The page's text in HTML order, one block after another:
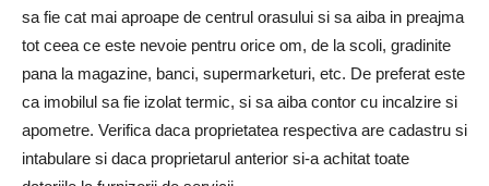
sa fie cat mai aproape de centrul orasului si sa aiba in preajma
tot ceea ce este nevoie pentru orice om, de la scoli, gradinite
pana la magazine, banci, supermarketuri, etc. De preferat este
ca imobilul sa fie izolat termic, si sa aiba contor cu incalzire si
apometre. Verifica daca proprietatea respectiva are cadastru si
intabulare si daca proprietarul anterior si-a achitat toate